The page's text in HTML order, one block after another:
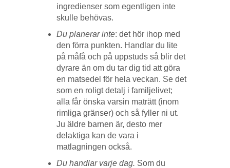
ingredienser som egentligen inte
skulle behövas.
Du planerar inte: det hör ihop med
den förra punkten. Handlar du lite
på måfå och på uppstuds så blir det
dyrare än om du tar dig tid att göra
en matsedel för hela veckan. Se det
som en roligt detalj i familjelivet;
alla får önska varsin maträtt (inom
rimliga gränser) och så fyller ni ut.
Ju äldre barnen är, desto mer
delaktiga kan de vara i
matlagningen också.
Du handlar varje dag. Som du